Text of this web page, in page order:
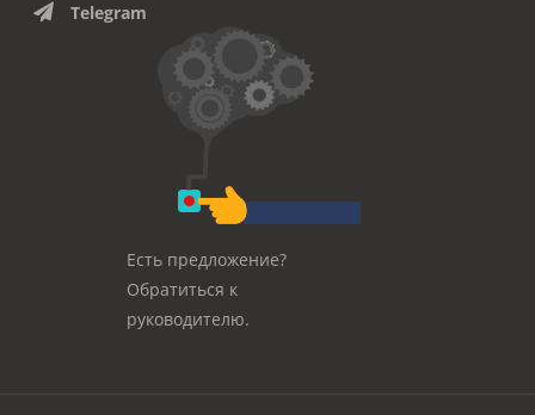
Telegram
Есть предложение?
Обратиться к
руководителю.